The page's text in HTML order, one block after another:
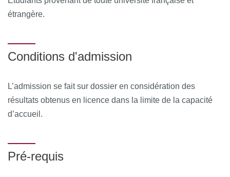
étrangère.
Conditions d'admission
L’admission se fait sur dossier en considération des
résultats obtenus en licence dans la limite de la capacité
d’accueil.
Pré-requis